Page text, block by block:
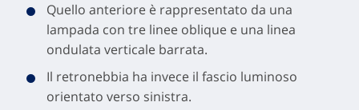
Quello anteriore è rappresentato da una
lampada con tre linee oblique e una linea
ondulata verticale barrata.
Il retronebbia ha invece il fascio luminoso
orientato verso sinistra.